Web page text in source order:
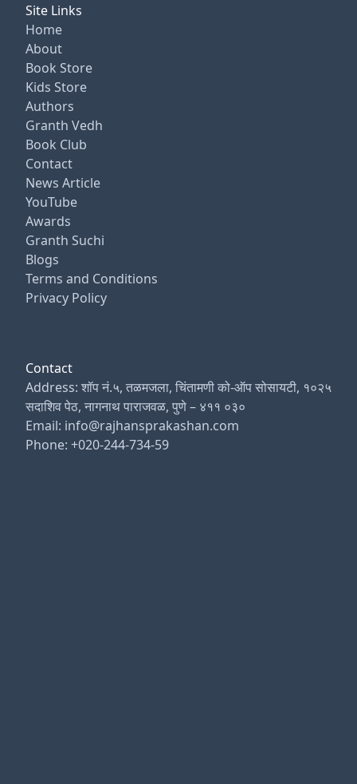
Site Links
Home
About
Book Store
Kids Store
Authors
Granth Vedh
Book Club
Contact
News Article
YouTube
Awards
Granth Suchi
Blogs
Terms and Conditions
Privacy Policy
Contact
Address: शॉप नं.५, तळमजला, चिंतामणी को-ऑप सोसायटी, १०२५
सदाशिव पेठ, नागनाथ पाराजवळ, पुणे – ४११ ०३०
Email: info@rajhansprakashan.com
Phone: +020-244-734-59